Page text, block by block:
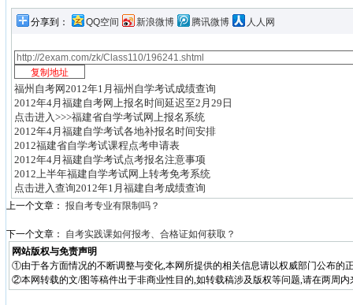
分享到： QQ空间 新浪微博 腾讯微博 人人网
福州自考网2012年1月福州自学考试成绩查询
2012年4月福建自考网上报名时间延迟至2月29日
点击进入>>>福建省自学考试网上报名系统
2012年4月福建自学考试各地补报名时间安排
2012福建省自学考试课程点考申请表
2012年4月福建自学考试点考报名注意事项
2012上半年福建自学考试网上转考免考系统
点击进入查询2012年1月福建自考成绩查询
上一个文章： 报自考专业有限制吗？
下一个文章：
自考实践课如何报考、合格证如何获取？
网站版权与免责声明
①由于各方面情况的不断调整与变化,本网所提供的相关信息请以权威部门公布的
②本网转载的文/图等稿件出于非商业性目的,如转载稿涉及版权等问题,请在两周内